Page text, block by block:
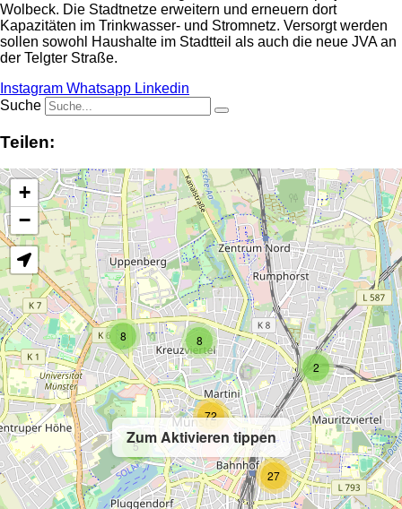
Wolbeck. Die Stadtnetze erweitern und erneuern dort
Kapazitäten im Trinkwasser- und Stromnetz. Versorgt werden
sollen sowohl Haushalte im Stadtteil als auch die neue JVA an
der Telgter Straße.
Instagram Whatsapp Linkedin
Suche
Teilen:
Zum Aktivieren tippen
2
8 8
27
5
72
+
−